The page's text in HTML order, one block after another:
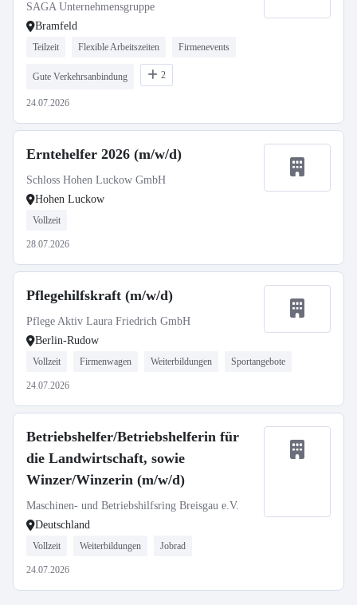
SAGA Unternehmensgruppe
Bramfeld
Teilzeit Flexible Arbeitszeiten Firmenevents
Gute Verkehrsanbindung 2
24.07.2026
Erntehelfer 2026 (m/w/d)
Schloss Hohen Luckow GmbH
Hohen Luckow
Vollzeit
28.07.2026
Pflegehilfskraft (m/w/d)
Pflege Aktiv Laura Friedrich GmbH
Berlin-Rudow
Vollzeit Firmenwagen Weiterbildungen Sportangebote
24.07.2026
Betriebshelfer/Betriebshelferin für
die Landwirtschaft, sowie
Winzer/Winzerin (m/w/d)
Maschinen- und Betriebshilfsring Breisgau e.V.
Deutschland
Vollzeit Weiterbildungen Jobrad
24.07.2026